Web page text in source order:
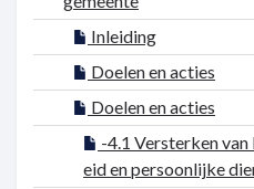
Inleiding
Doelen en acties
Doelen en acties
-4.1 Versterken
eid en persoonlijke